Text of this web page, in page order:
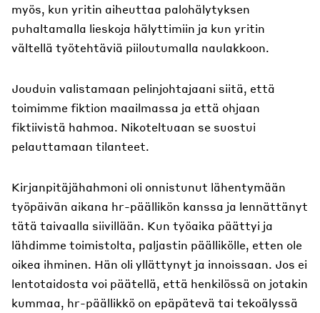
myös, kun yritin aiheuttaa palohälytyksen
puhaltamalla lieskoja hälyttimiin ja kun yritin
vältellä työtehtäviä piiloutumalla naulakkoon.
Jouduin valistamaan pelinjohtajaani siitä, että
toimimme fiktion maailmassa ja että ohjaan
fiktiivistä hahmoa. Nikoteltuaan se suostui
pelauttamaan tilanteet.
Kirjanpitäjähahmoni oli onnistunut lähentymään
työpäivän aikana hr-päällikön kanssa ja lennättänyt
tätä taivaalla siivillään. Kun työaika päättyi ja
lähdimme toimistolta, paljastin päällikölle, etten ole
oikea ihminen. Hän oli yllättynyt ja innoissaan. Jos ei
lentotaidosta voi päätellä, että henkilössä on jotakin
kummaa, hr-päällikkö on epäpätevä tai tekoälyssä